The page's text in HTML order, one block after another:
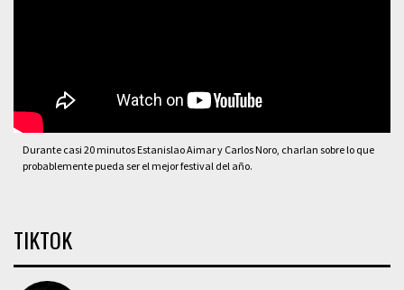
Durante casi 20 minutos Estanislao Aimar y Carlos Noro, charlan sobre lo que
probablemente pueda ser el mejor festival del año.
TIKTOK